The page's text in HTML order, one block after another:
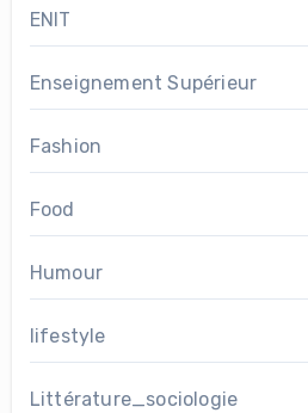
ENIT
Enseignement Supérieur
Fashion
Food
Humour
lifestyle
Littérature_sociologie